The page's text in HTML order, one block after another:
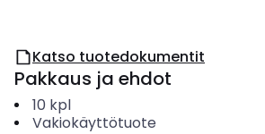
Katso tuotedokumentit
Pakkaus ja ehdot
10 kpl
Vakiokäyttötuote